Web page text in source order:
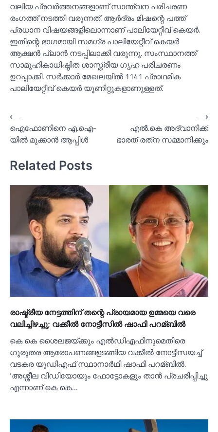
വലിയ പ്രവര്‍ത്തനങ്ങളാണ് സാന്ത്വന പരിചരണ
രംഗത്ത് നടത്തി വരുന്നത്. ആര്‍ദ്രം മിഷന്റെ പത്ത്
പ്രധാന വിഷയങ്ങളിലൊന്നാണ് പാലിയേറ്റീവ് കെയര്‍.
ഇതിന്റെ ഭാഗമായി സമഗ്ര പാലിയേറ്റീവ് കെയര്‍
ആക്ഷന്‍ പ്ലാന്‍ നടപ്പിലാക്കി വരുന്നു. സംസ്ഥാനത്ത്
സാമൂഹികാധിഷ്ഠിത ശാസ്ത്രീയ ഗൃഹ പരിചരണം
ഉറപ്പാക്കി. സര്‍ക്കാര്‍ മേഖലയില്‍ 1141 പ്രാഥമിക
പാലിയേറ്റീവ് കെയര്‍ യൂണിറ്റുകളാണുള്ളത്.
Post
navigation
⟵
ഐഫോണിനെ എ.ഐ-
യില്‍ മുക്കാൻ ആപ്പിള്‍
എല്‍.കെ അദ്വാനിക്ക്
ഭാരത് രത്‌ന സമ്മാനിക്കും
⟶
Related Posts
രാഷ്ട്രീയ നേട്ടത്തിന് തന്റെ പ്രായമായ ഉമ്മയെ വരെ
വലിച്ചിഴച്ചു; വക്കീല്‍ നോട്ടീസില്‍ ഷാഫി പറമ്ബില്‍
കെ കെ ശൈലജയ്ക്കും എല്‍ഡിഎഫിനുമെതിരെ
ഗുരുതര ആരോപണങ്ങളടങ്ങിയ വക്കീല്‍ നോട്ടീസയച്ച്‌
വടകര യുഡിഎഫ് സ്ഥാനാര്‍ഥി ഷാഫി പറമ്ബില്‍.
‘അശ്ശീല വിഡിയോയും ഫോട്ടോകളും താന്‍ പ്രചരിപ്പിച്ചു
എന്നാണ് കെ കെ…